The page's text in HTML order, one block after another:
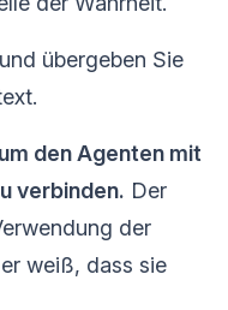
und übergeben Sie
den Agenten mit
verbinden. Der
der
weiß, dass sie